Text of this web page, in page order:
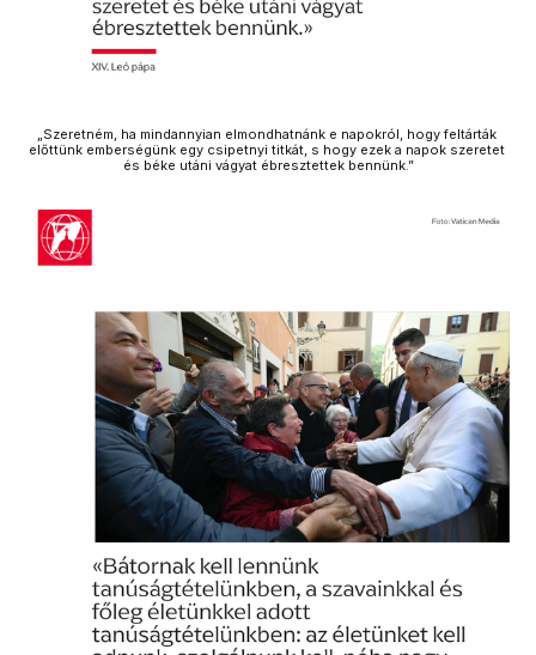
„Szeretném, ha mindannyian elmondhatnánk e napokról, hogy feltárták
előttünk emberségünk egy csipetnyi titkát, s hogy ezek a napok szeretet
és béke utáni vágyat ébresztettek bennünk.”